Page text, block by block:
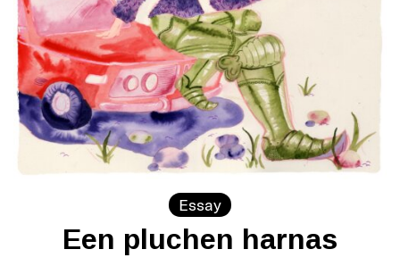
Essay
Een pluchen harnas